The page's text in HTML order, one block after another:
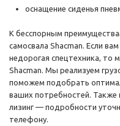
оснащение сиденья
К бесспорным
самосвала Shacman. Если
недорогая спецтехника, то
Shacman. Мы реализуем
поможем подобрать
ваших потребностей. Также
лизинг — подробности
телефону.